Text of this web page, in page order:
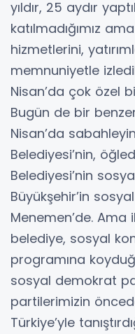
yıldır, 25 aydır
katılmadığımız
hizmetlerini,
memnuniyetle
Nisan’da çok özel
Bugün de bir
Nisan’da
Belediyesi’nin,
Belediyesi’nin
Büyükşehir’in
Menemen’de.
belediye, sosyal
programına
sosyal demokrat
partilerimizin
Türkiye’yle